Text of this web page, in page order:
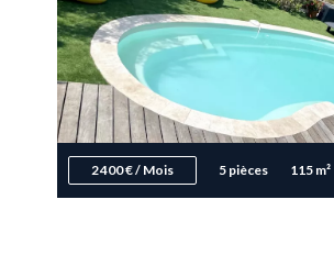
2 400 € / Mois 5 pièces 115 m²